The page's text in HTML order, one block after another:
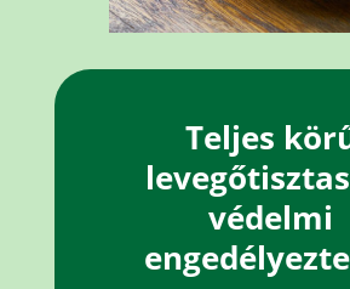
Teljes
védelmi